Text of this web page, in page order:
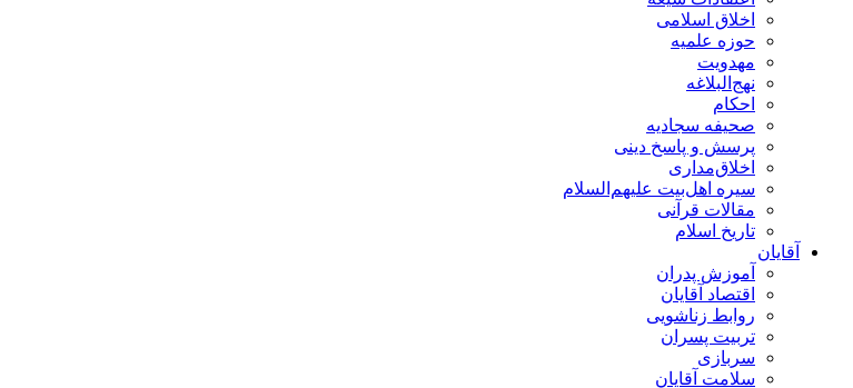
اخلاق اسلامی
حوزه علمیه
مهدویت
نهج‌البلاغه
احکام
صحیفه سجادیه
پرسش و پاسخ دینی
اخلاق‌مداری
سیره اهل‌بیت علیهم‌السلام
مقالات قرآنی
تاریخ اسلام
آقایان
آموزش پدران
اقتصاد آقایان
روابط زناشویی
تربیت پسران
سربازی
سلامت آقایان